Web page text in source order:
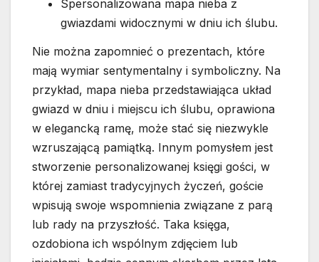
Spersonalizowana mapa nieba z
gwiazdami widocznymi w dniu ich ślubu.
Nie można zapomnieć o prezentach, które
mają wymiar sentymentalny i symboliczny. Na
przykład, mapa nieba przedstawiająca układ
gwiazd w dniu i miejscu ich ślubu, oprawiona
w elegancką ramę, może stać się niezwykle
wzruszającą pamiątką. Innym pomysłem jest
stworzenie personalizowanej księgi gości, w
której zamiast tradycyjnych życzeń, goście
wpisują swoje wspomnienia związane z parą
lub rady na przyszłość. Taka księga,
ozdobiona ich wspólnym zdjęciem lub